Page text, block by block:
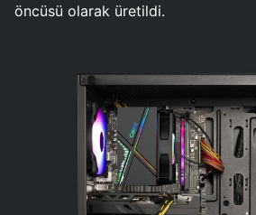
öncüsü olarak üretildi.